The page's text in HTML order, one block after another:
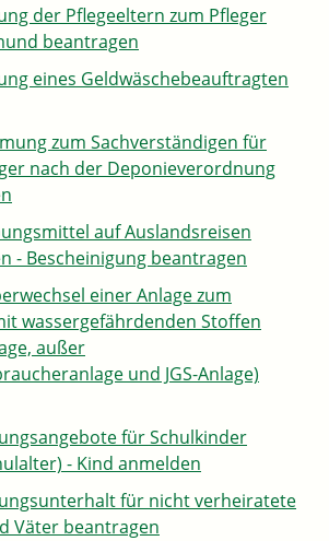
der Pflegeeltern zum Pfleger
beantragen
eines Geldwäschebeauftragten
zum Sachverständigen für
nach der Deponieverordnung
auf Auslandsreisen
- Bescheinigung beantragen
einer Anlage zum
wassergefährdenden Stoffen
außer
und JGS-Anlage)
für Schulkinder
- Kind anmelden
für nicht verheiratete
Väter beantragen